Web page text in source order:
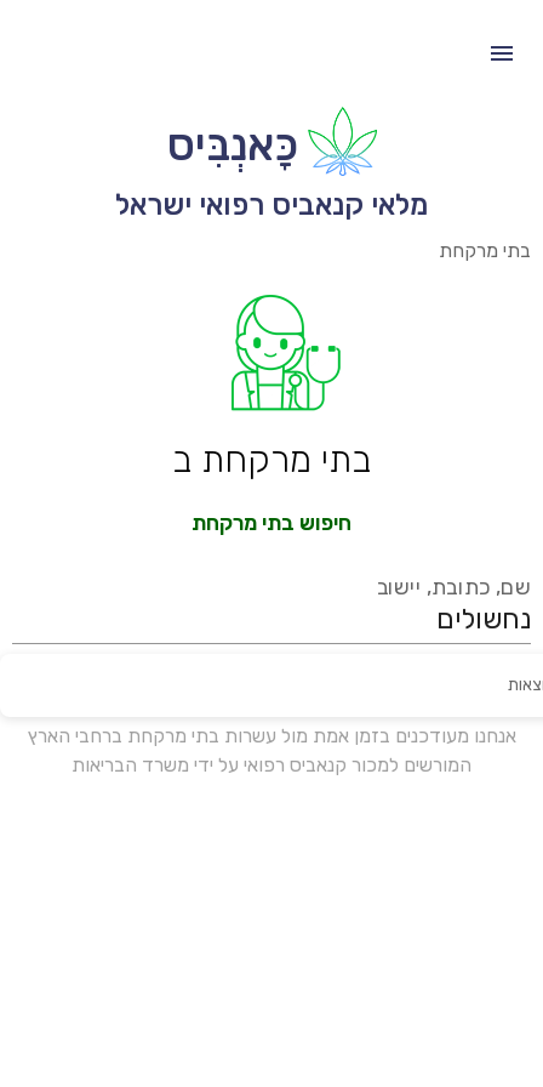
כָּאנְבִּיס
מלאי קנאביס רפואי ישראל
בתי מרקחת
בתי מרקחת ב
חיפוש בתי מרקחת
שם, כתובת, יישוב
אנחנו מעודכנים בזמן אמת מול עשרות בתי מרקחת ברחבי הארץ
המורשים למכור קנאביס רפואי על ידי משרד הבריאות